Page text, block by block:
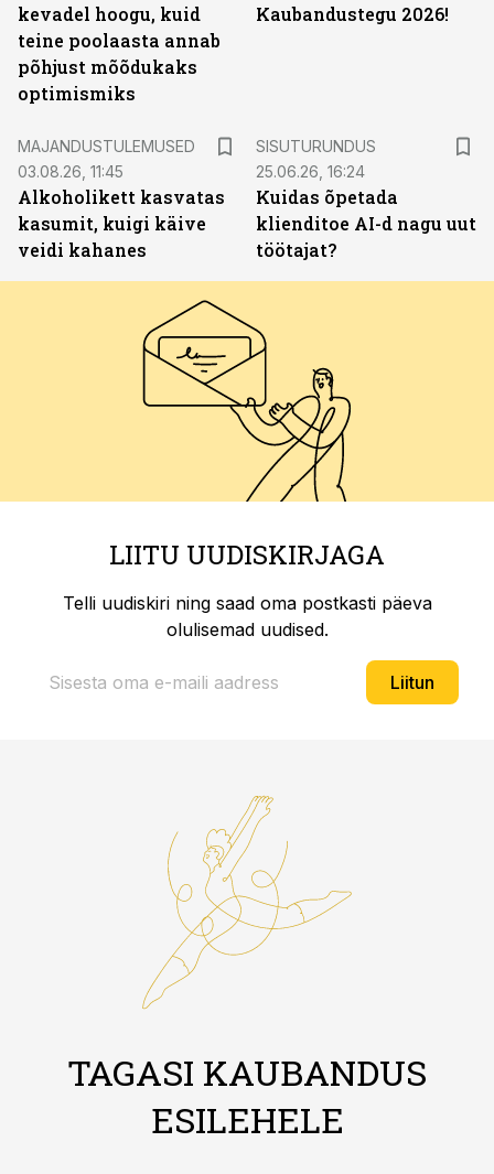
kevadel hoogu, kuid
teine poolaasta annab
põhjust mõõdukaks
optimismiks
Kaubandustegu 2026!
MAJANDUSTULEMUSED
03.08.26, 11:45
Alkoholikett kasvatas
kasumit, kuigi käive
veidi kahanes
SISUTURUNDUS
25.06.26, 16:24
Kuidas õpetada
klienditoe AI-d nagu uut
töötajat?
LIITU UUDISKIRJAGA
Telli uudiskiri ning saad oma postkasti päeva
olulisemad uudised.
Liitun
TAGASI KAUBANDUS
ESILEHELE